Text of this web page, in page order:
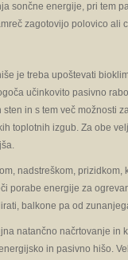
sončne energije, pri tem
zagotovijo polovico ali
je treba upoštevati
učinkovito pasivno
in s tem več možnosti
toplot­nih izgub. Za obe
nadstreškom,
porabe energije za
balkone pa od
natančno načrtovanje in
in pasivno hišo.